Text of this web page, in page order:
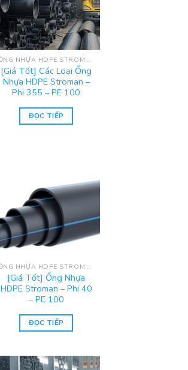
ỐNG NHỰA HDPE STROMAN
[Giá Tốt] Các Loại Ống
Nhựa HDPE Stroman –
Phi 355 – PE 100
ĐỌC TIẾP
ỐNG NHỰA HDPE STROMAN
[Giá Tốt] Ống Nhựa
HDPE Stroman – Phi 40
– PE 100
ĐỌC TIẾP